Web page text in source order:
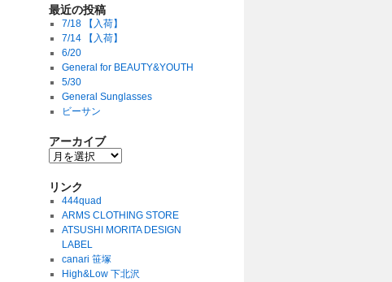
最近の投稿
7/18 【入荷】
7/14 【入荷】
6/20
General for BEAUTY&YOUTH
5/30
General Sunglasses
ビーサン
アーカイブ
リンク
444quad
ARMS CLOTHING STORE
ATSUSHI MORITA DESIGN
LABEL
canari 笹塚
High&Low 下北沢